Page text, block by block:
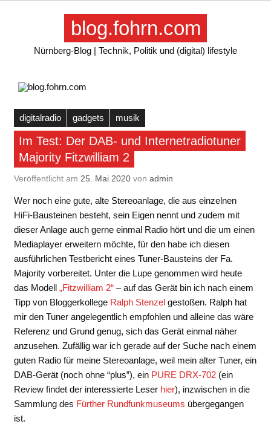
Skip
blog.fohrn.com
Nürnberg-Blog | Technik, Politik und (digital) lifestyle
digitalradio gadgets musik
Im Test: Der DAB- und Internetradiotuner
Majority Fitzwilliam 2
Veröffentlicht am 25. Mai 2020von admin
Wer noch eine gute, alte Stereoanlage, die aus einzelnen
HiFi-Bausteinen besteht, sein Eigen nennt und zudem mit
dieser Anlage auch gerne einmal Radio hört und die um einen
Mediaplayer erweitern möchte, für den habe ich diesen
ausführlichen Testbericht eines Tuner-Bausteins der Fa.
Majority vorbereitet. Unter die Lupe genommen wird heute
das Modell „Fitzwilliam 2“– auf das Gerät bin ich nach einem
Tipp von Bloggerkollege Ralph Stenzelgestoßen. Ralph hat
mir den Tuner angelegentlich empfohlen und alleine das wäre
Referenz und Grund genug, sich das Gerät einmal näher
anzusehen. Zufällig war ich gerade auf der Suche nach einem
guten Radio für meine Stereoanlage, weil mein alter Tuner, ein
DAB-Gerät (noch ohne “plus”), ein PURE DRX-702(ein
Review findet der interessierte Leser hier), inzwischen in die
Sammlung des Fürther Rundfunkmuseums übergegangen
ist.